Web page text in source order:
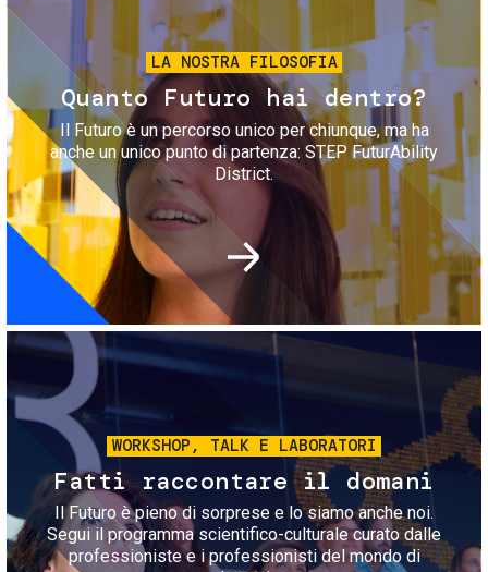
LA NOSTRA FILOSOFIA
Quanto Futuro hai dentro?
Il Futuro è un percorso unico per chiunque, ma ha
anche un unico punto di partenza: STEP FuturAbility
District.
Immagine
WORKSHOP, TALK E LABORATORI
Fatti raccontare il domani
Il Futuro è pieno di sorprese e lo siamo anche noi.
Segui il programma scientifico-culturale curato dalle
professioniste e i professionisti del mondo di